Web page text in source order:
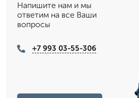
Напишите нам и мы
ответим на все Ваши
вопросы
+7 993 03-55-306